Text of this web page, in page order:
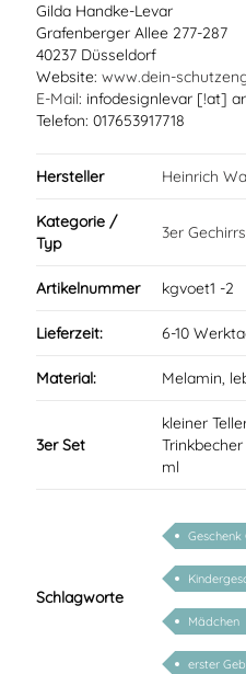
Gilda Handke-Levar
Grafenberger Allee 277-287
40237 Düsseldorf
Website: www.dein-
E-Mail: infodesignlevar [!at]
Telefon: 017653917718
Hersteller Heinrich
Kategorie /
Typ
3er
Artikelnummer kgvoet1 -2
Lieferzeit: 6-10
Material: Melamin,
3er Set
kleiner
ml
Schlagworte
Geschenk
Mädchen
erster